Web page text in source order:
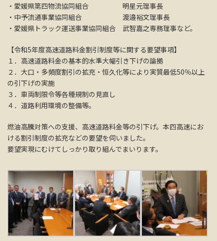
・愛媛県第四物流協同組合 明星元理事長
・中予流通事業協同組合 渡邉裕文理事長
・愛媛県トラック運送事業協同組合 武智嘉之専務理事など。
【令和5年度高速道路料金割引制度等に関する要望事項】
１．高速道路料金の基本的水準大幅引き下げの論拠
２．大口・多頻度割引の拡充・恒久化等により実質最低50％以上
の引下げの実施
３．車両制限令等各種規制の見直し
４．道路利用環境の整備等。
燃油高騰対策への支援、高速道路料金等の引下げ。本四高速にお
ける割引制度の拡充などの要望を伺いました。
要望実現にむけてしっかり取り組んでまいります。